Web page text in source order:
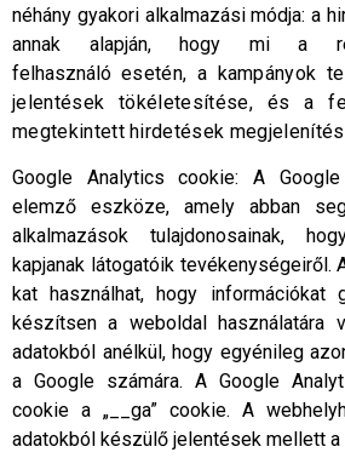
néhány gyakori alkalmazási módja: a
annak alapján, hogy mi a
felhasználóesetén, a kampányok
jelentések tökéletesítése, és a
megtekintett hirdetések
Google Analytics cookie: A
elemző eszköze, amely abban
alkalmazások tulajdonosainak,
kapjanak látogatóik tevékenységeiről.
kat használhat, hogy információkat
készítsen a weboldal használatára
adatokból anélkül, hogy egyénileg
a Google számára. A Google
cookie a „__ga” cookie. A
adatokból készülő jelentések mellett